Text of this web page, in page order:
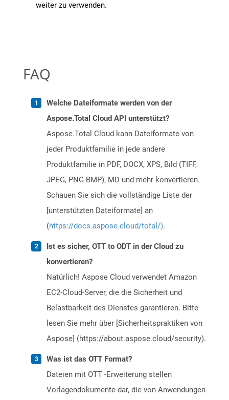
weiter zu verwenden.
FAQ
Welche Dateiformate werden von der
Aspose.Total Cloud API unterstützt?
Aspose.Total Cloud kann Dateiformate von
jeder Produktfamilie in jede andere
Produktfamilie in PDF, DOCX, XPS, Bild (TIFF,
JPEG, PNG BMP), MD und mehr konvertieren.
Schauen Sie sich die vollständige Liste der
[unterstützten Dateiformate] an
(https://docs.aspose.cloud/total/).
Ist es sicher, OTT to ODT in der Cloud zu
konvertieren?
Natürlich! Aspose Cloud verwendet Amazon
EC2-Cloud-Server, die die Sicherheit und
Belastbarkeit des Dienstes garantieren. Bitte
lesen Sie mehr über [Sicherheitspraktiken von
Aspose] (https://about.aspose.cloud/security).
Was ist das OTT Format?
Dateien mit OTT -Erweiterung stellen
Vorlagendokumente dar, die von Anwendungen